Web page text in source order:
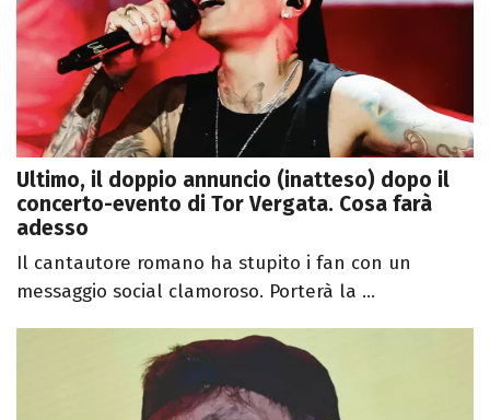
Ultimo, il doppio annuncio (inatteso) dopo il
concerto-evento di Tor Vergata. Cosa farà
adesso
Il cantautore romano ha stupito i fan con un
messaggio social clamoroso. Porterà la ...